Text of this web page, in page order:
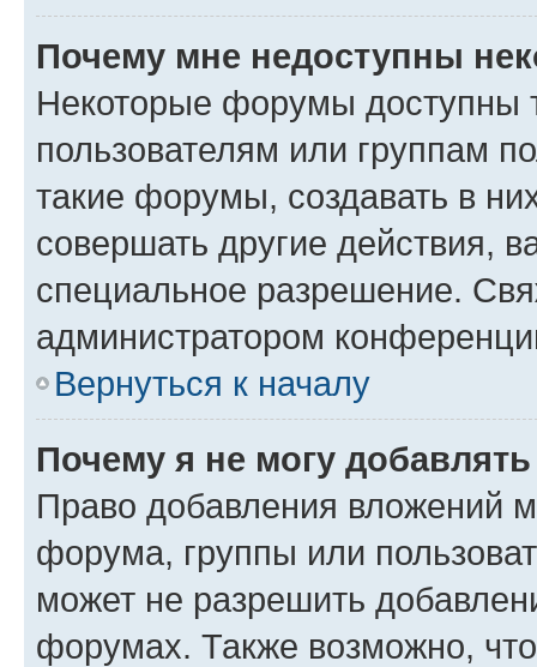
Почему мне недоступны
Некоторые форумы доступны
пользователям или группам
такие форумы, создавать в
совершать другие действия,
специальное разрешение.
администратором
Вернуться к началу
Почему я не могу
Право добавления вложений
форума, группы или
может не разрешить
форумах. Также возможно,